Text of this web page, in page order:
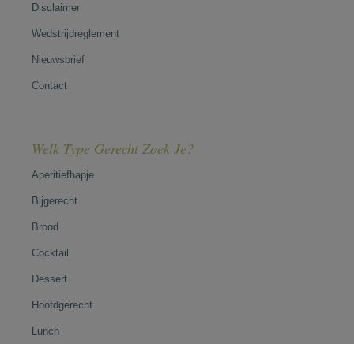
Disclaimer
Wedstrijdreglement
Nieuwsbrief
Contact
Welk Type Gerecht Zoek Je?
Aperitiefhapje
Bijgerecht
Brood
Cocktail
Dessert
Hoofdgerecht
Lunch